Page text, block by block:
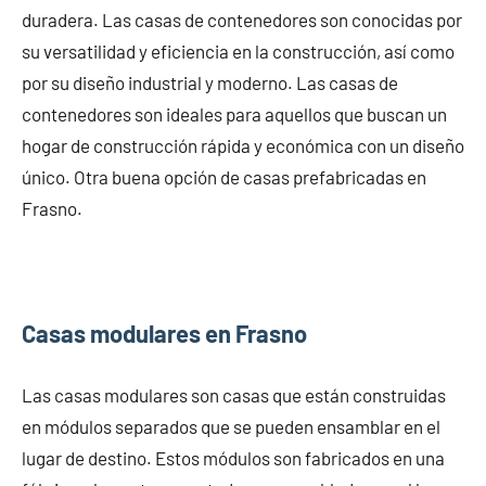
duradera. Las casas de contenedores son conocidas por
su versatilidad y eficiencia en la construcción, así como
por su diseño industrial y moderno. Las casas de
contenedores son ideales para aquellos que buscan un
hogar de construcción rápida y económica con un diseño
único. Otra buena opción de casas prefabricadas en
Frasno.
Casas modulares en Frasno
Las casas modulares son casas que están construidas
en módulos separados que se pueden ensamblar en el
lugar de destino. Estos módulos son fabricados en una